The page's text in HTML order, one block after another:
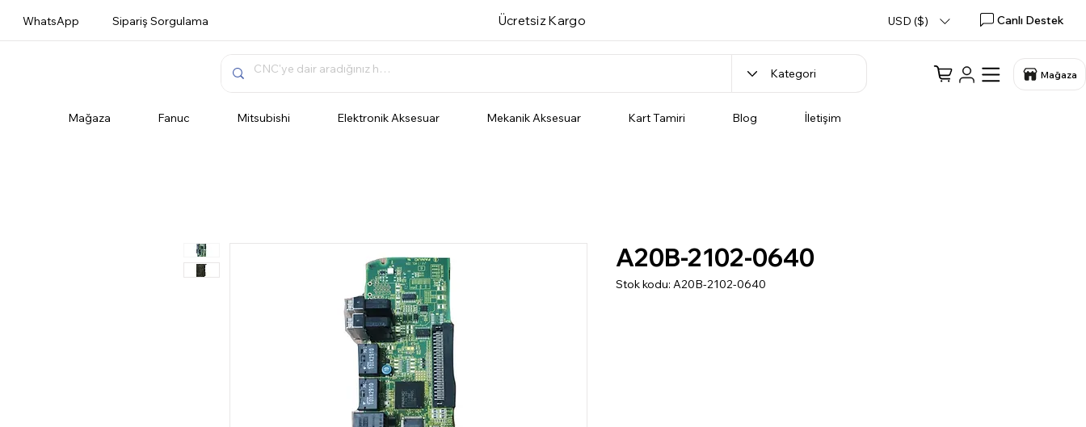
WhatsApp Sipariş Sorgulama Ücretsiz Kargo USD ($) Canlı Destek
Mağaza
Mağaza Fanuc Mitsubishi Elektronik Aksesuar Mekanik Aksesuar Kart Tamiri Blog İletişim
A20B-2102-0640
Stok kodu: A20B-2102-0640